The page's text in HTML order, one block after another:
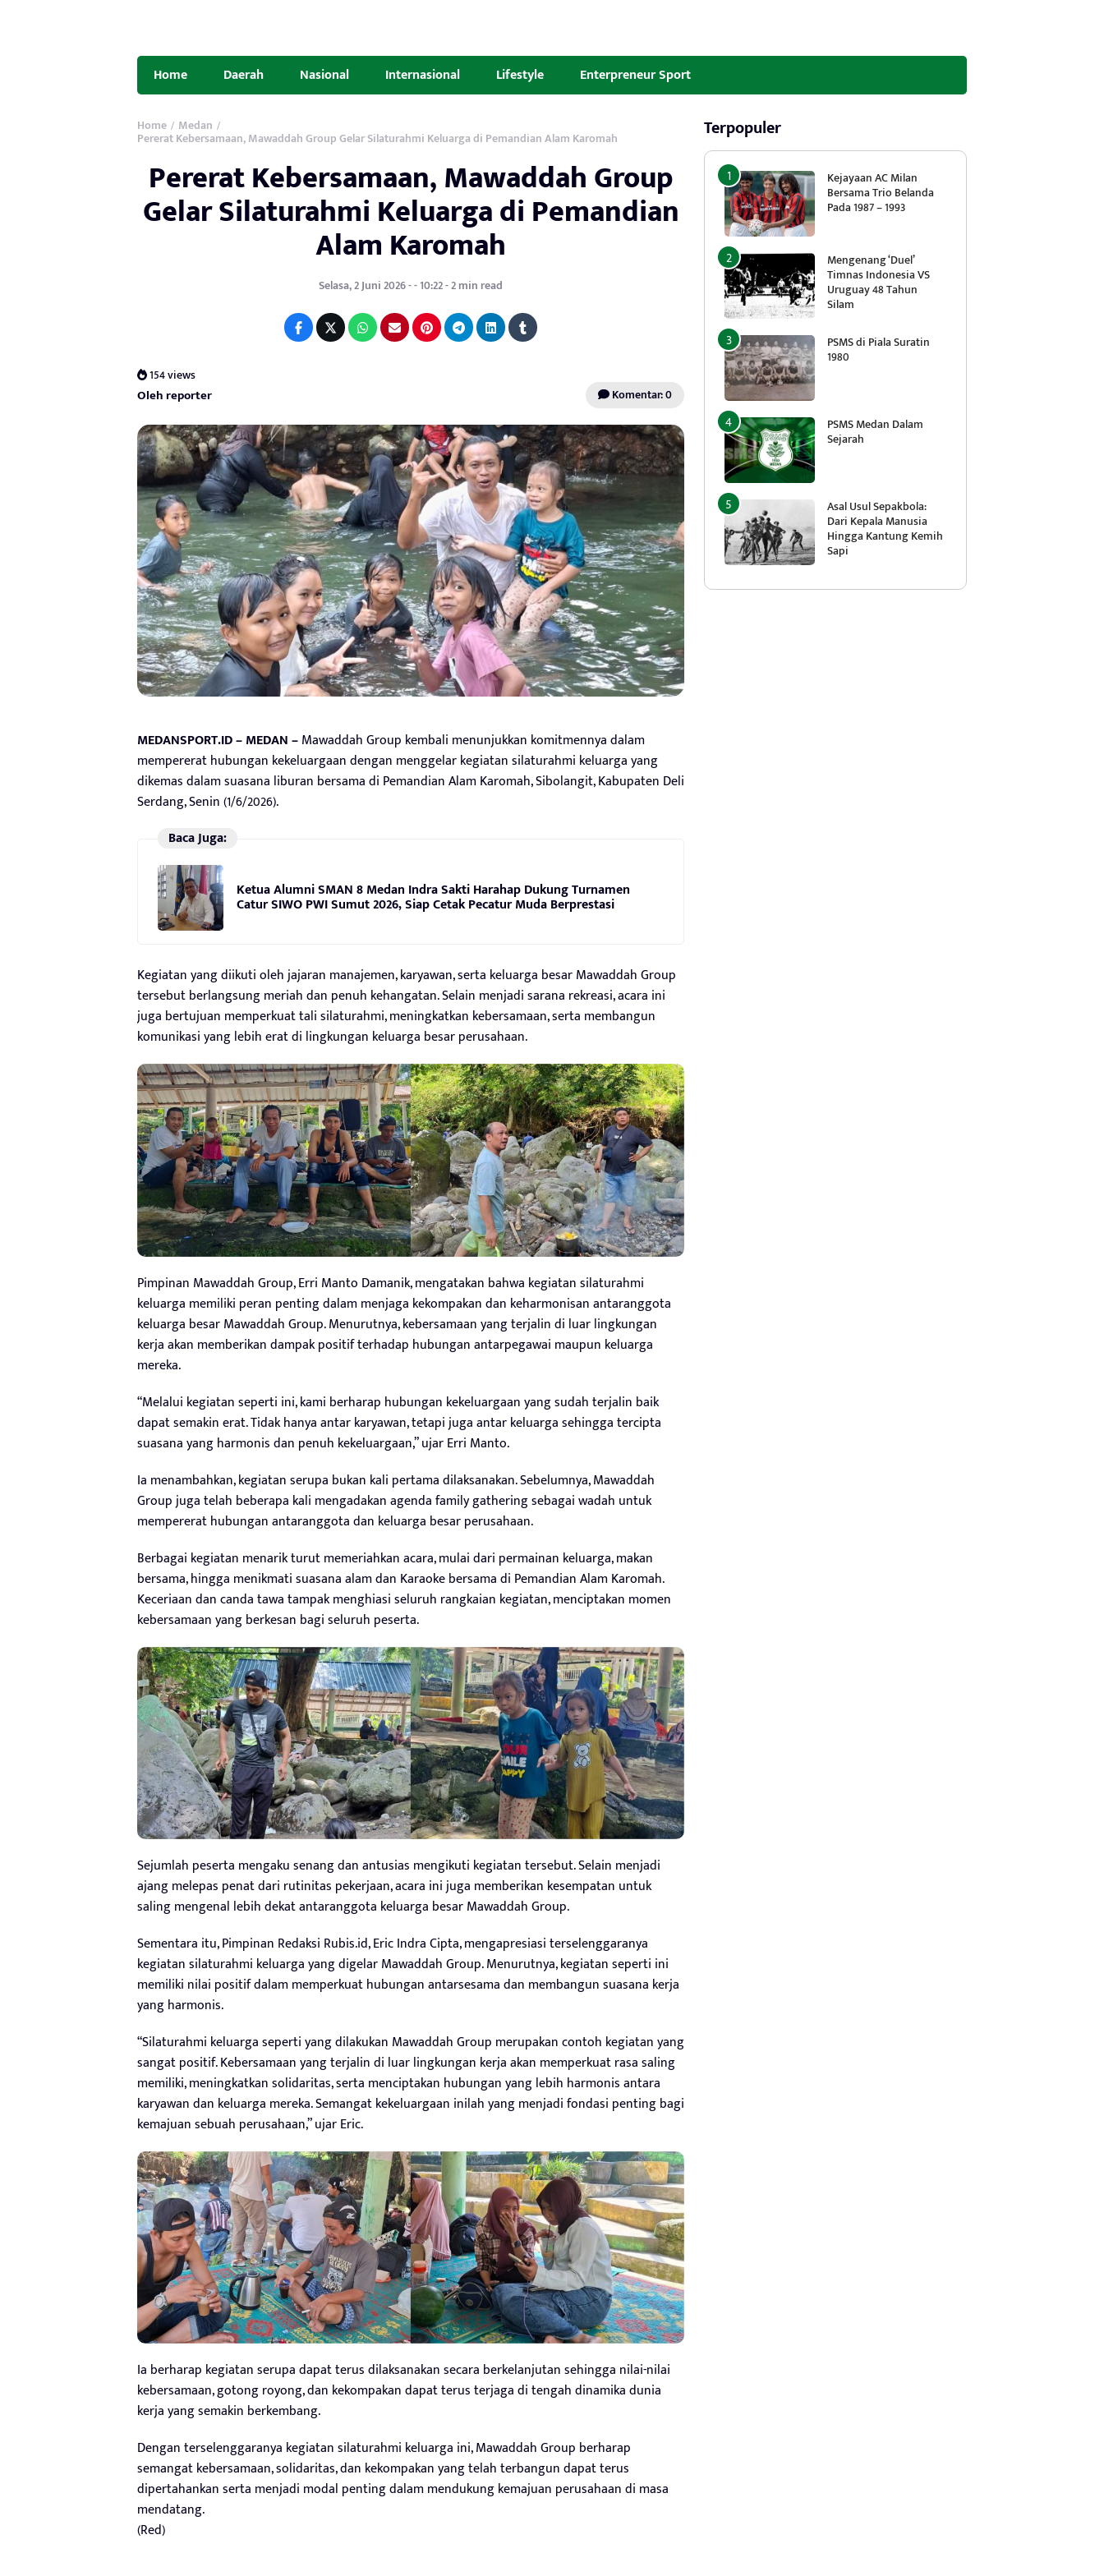
Home Daerah Nasional Internasional Lifestyle Enterpreneur Sport
Home / Medan /
Pererat Kebersamaan, Mawaddah Group Gelar Silaturahmi Keluarga di Pemandian Alam Karomah
Pererat Kebersamaan, Mawaddah Group
Gelar Silaturahmi Keluarga di Pemandian
Alam Karomah
Selasa, 2 Juni 2026 - - 10:22 - 2 min read
154 views
Oleh reporter Komentar: 0
MEDANSPORT.ID – MEDAN –Mawaddah Group kembali menunjukkan komitmennya dalam
mempererat hubungan kekeluargaan dengan menggelar kegiatan silaturahmi keluarga yang
dikemas dalam suasana liburan bersama di Pemandian Alam Karomah, Sibolangit, Kabupaten Deli
Serdang, Senin (1/6/2026).
Baca Juga:
Ketua Alumni SMAN 8 Medan Indra Sakti Harahap Dukung Turnamen
Catur SIWO PWI Sumut 2026, Siap Cetak Pecatur Muda Berprestasi
Kegiatan yang diikuti oleh jajaran manajemen, karyawan, serta keluarga besar Mawaddah Group
tersebut berlangsung meriah dan penuh kehangatan. Selain menjadi sarana rekreasi, acara ini
juga bertujuan memperkuat tali silaturahmi, meningkatkan kebersamaan, serta membangun
komunikasi yang lebih erat di lingkungan keluarga besar perusahaan.
Pimpinan Mawaddah Group, Erri Manto Damanik, mengatakan bahwa kegiatan silaturahmi
keluarga memiliki peran penting dalam menjaga kekompakan dan keharmonisan antaranggota
keluarga besar Mawaddah Group. Menurutnya, kebersamaan yang terjalin di luar lingkungan
kerja akan memberikan dampak positif terhadap hubungan antarpegawai maupun keluarga
mereka.
“Melalui kegiatan seperti ini, kami berharap hubungan kekeluargaan yang sudah terjalin baik
dapat semakin erat. Tidak hanya antar karyawan, tetapi juga antar keluarga sehingga tercipta
suasana yang harmonis dan penuh kekeluargaan,” ujar Erri Manto.
Ia menambahkan, kegiatan serupa bukan kali pertama dilaksanakan. Sebelumnya, Mawaddah
Group juga telah beberapa kali mengadakan agenda family gathering sebagai wadah untuk
mempererat hubungan antaranggota dan keluarga besar perusahaan.
Berbagai kegiatan menarik turut memeriahkan acara, mulai dari permainan keluarga, makan
bersama, hingga menikmati suasana alam dan Karaoke bersama di Pemandian Alam Karomah.
Keceriaan dan canda tawa tampak menghiasi seluruh rangkaian kegiatan, menciptakan momen
kebersamaan yang berkesan bagi seluruh peserta.
Sejumlah peserta mengaku senang dan antusias mengikuti kegiatan tersebut. Selain menjadi
ajang melepas penat dari rutinitas pekerjaan, acara ini juga memberikan kesempatan untuk
saling mengenal lebih dekat antaranggota keluarga besar Mawaddah Group.
Sementara itu, Pimpinan Redaksi Rubis.id, Eric Indra Cipta, mengapresiasi terselenggaranya
kegiatan silaturahmi keluarga yang digelar Mawaddah Group. Menurutnya, kegiatan seperti ini
memiliki nilai positif dalam memperkuat hubungan antarsesama dan membangun suasana kerja
yang harmonis.
“Silaturahmi keluarga seperti yang dilakukan Mawaddah Group merupakan contoh kegiatan yang
sangat positif. Kebersamaan yang terjalin di luar lingkungan kerja akan memperkuat rasa saling
memiliki, meningkatkan solidaritas, serta menciptakan hubungan yang lebih harmonis antara
karyawan dan keluarga mereka. Semangat kekeluargaan inilah yang menjadi fondasi penting bagi
kemajuan sebuah perusahaan,” ujar Eric.
Ia berharap kegiatan serupa dapat terus dilaksanakan secara berkelanjutan sehingga nilai-nilai
kebersamaan, gotong royong, dan kekompakan dapat terus terjaga di tengah dinamika dunia
kerja yang semakin berkembang.
Dengan terselenggaranya kegiatan silaturahmi keluarga ini, Mawaddah Group berharap
semangat kebersamaan, solidaritas, dan kekompakan yang telah terbangun dapat terus
dipertahankan serta menjadi modal penting dalam mendukung kemajuan perusahaan di masa
mendatang.
(Red)
Terpopuler
Kejayaan AC Milan
Bersama Trio Belanda
Pada 1987 – 1993
Mengenang ‘Duel’
Timnas Indonesia VS
Uruguay 48 Tahun
Silam
PSMS di Piala Suratin
1980
PSMS Medan Dalam
Sejarah
Asal Usul Sepakbola:
Dari Kepala Manusia
Hingga Kantung Kemih
Sapi